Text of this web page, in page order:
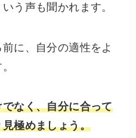
う声も聞かれます。
に、自分の適性をよ
なく、自分に合って
極めましょう。